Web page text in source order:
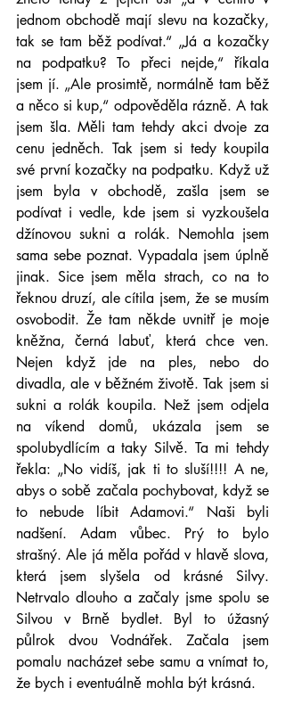
jednom obchodě mají slevu na kozačky,
tak se tam běž podívat.“ „Já a kozačky
na podpatku? To přeci nejde,“ říkala
jsem jí. „Ale prosimtě, normálně tam běž
a něco si kup,“ odpověděla rázně. A tak
jsem šla. Měli tam tehdy akci dvoje za
cenu jedněch. Tak jsem si tedy koupila
své první kozačky na podpatku. Když už
jsem byla v obchodě, zašla jsem se
podívat i vedle, kde jsem si vyzkoušela
džínovou sukni a rolák. Nemohla jsem
sama sebe poznat. Vypadala jsem úplně
jinak. Sice jsem měla strach, co na to
řeknou druzí, ale cítila jsem, že se musím
osvobodit. Že tam někde uvnitř je moje
kněžna, černá labuť, která chce ven.
Nejen když jde na ples, nebo do
divadla, ale v běžném životě. Tak jsem si
sukni a rolák koupila. Než jsem odjela
na víkend domů, ukázala jsem se
spolubydlícím a taky Silvě. Ta mi tehdy
řekla: „No vidíš, jak ti to sluší!!!! A ne,
abys o sobě začala pochybovat, když se
to nebude líbit Adamovi.“ Naši byli
nadšení. Adam vůbec. Prý to bylo
strašný. Ale já měla pořád v hlavě slova,
která jsem slyšela od krásné Silvy.
Netrvalo dlouho a začaly jsme spolu se
Silvou v Brně bydlet. Byl to úžasný
půlrok dvou Vodnářek. Začala jsem
pomalu nacházet sebe samu a vnímat to,
že bych i eventuálně mohla být krásná.